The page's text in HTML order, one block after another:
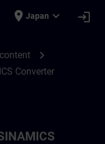
place Japan expand_more login
chevron_right
Converter